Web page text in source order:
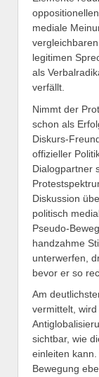
mediale
legitimen
als
verfällt.
Nimmt der
schon als
Diskurs-
offizieller
Dialogpartner
Diskussion
politisch
Pseudo-
handzahme
unterwerfen,
bevor er so
Am
vermittelt,
sichtbar, wie
einleiten
Bewegung